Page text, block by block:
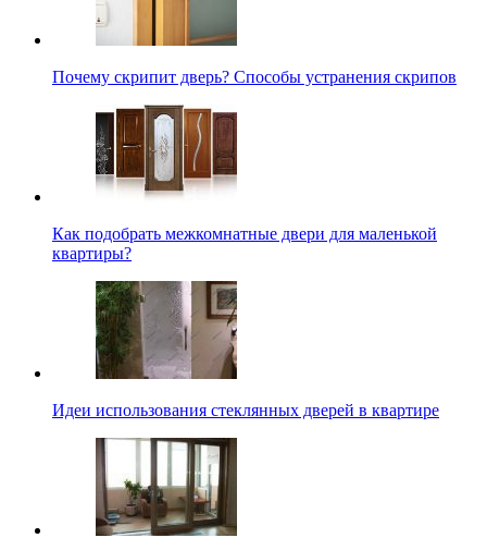
Почему скрипит дверь? Способы устранения скрипов
Как подобрать межкомнатные двери для маленькой
квартиры?
Идеи использования стеклянных дверей в квартире